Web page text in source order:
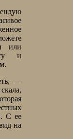
или
и
—
С ее
на